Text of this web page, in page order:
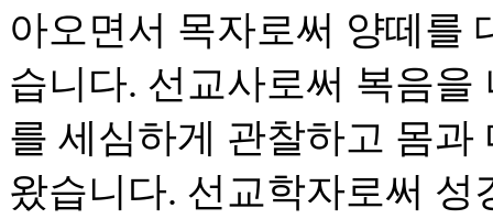
아오면서 목자로써 양떼를
습니다. 선교사로써 복음
를 세심하게 관찰하고 몸
왔습니다. 선교학자로써